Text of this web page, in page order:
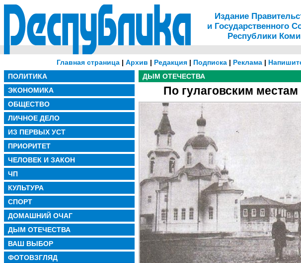
Издание
и Государственного
Республики Коми
Главная страница| Архив | Редакция| Подписка| Реклама|
ПОЛИТИКА
ЭКОНОМИКА
ОБЩЕСТВО
ЛИЧНОЕ ДЕЛО
ИЗ ПЕРВЫХ УСТ
ПРИОРИТЕТ
ЧЕЛОВЕК И ЗАКОН
ЧП
КУЛЬТУРА
СПОРТ
ДОМАШНИЙ ОЧАГ
ДЫМ ОТЕЧЕСТВА
ВАШ ВЫБОР
ФОТОВЗГЛЯД
ДЫМ ОТЕЧЕСТВА
По гулаговским